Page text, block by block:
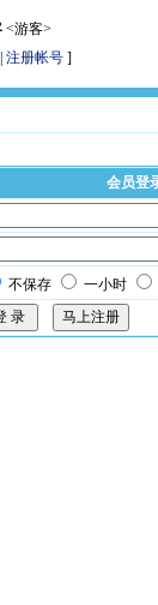
<游客>
注册帐号 ]
会员登
不保存 一小时